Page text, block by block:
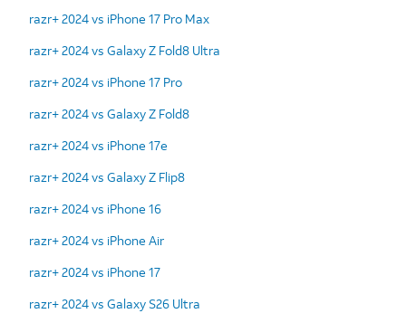
razr+ 2024 vs iPhone 17 Pro Max
razr+ 2024 vs Galaxy Z Fold8 Ultra
razr+ 2024 vs iPhone 17 Pro
razr+ 2024 vs Galaxy Z Fold8
razr+ 2024 vs iPhone 17e
razr+ 2024 vs Galaxy Z Flip8
razr+ 2024 vs iPhone 16
razr+ 2024 vs iPhone Air
razr+ 2024 vs iPhone 17
razr+ 2024 vs Galaxy S26 Ultra